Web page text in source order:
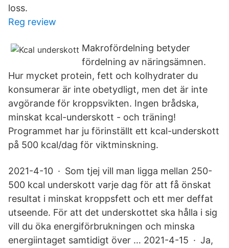
loss.
Reg review
Makrofördelning betyder
fördelning av näringsämnen.
Hur mycket protein, fett och kolhydrater du
konsumerar är inte obetydligt, men det är inte
avgörande för kroppsvikten. Ingen brådska,
minskat kcal-underskott - och träning!
Programmet har ju förinställt ett kcal-underskott
på 500 kcal/dag för viktminskning.
2021-4-10 · Som tjej vill man ligga mellan 250-
500 kcal underskott varje dag för att få önskat
resultat i minskat kroppsfett och ett mer deffat
utseende. För att det underskottet ska hålla i sig
vill du öka energiförbrukningen och minska
energiintaget samtidigt över … 2021-4-15 · Ja,